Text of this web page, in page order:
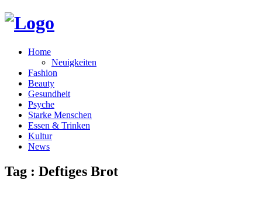
Home
Neuigkeiten
Fashion
Beauty
Gesundheit
Psyche
Starke Menschen
Essen & Trinken
Kultur
News
Tag : Deftiges Brot